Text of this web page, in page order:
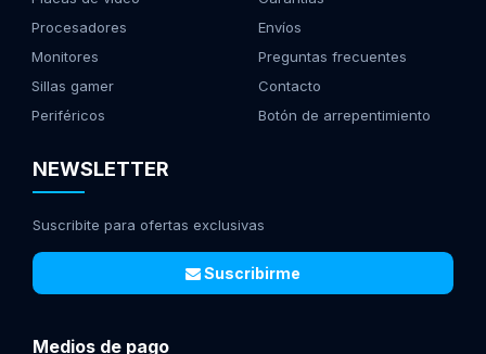
Procesadores
Monitores
Sillas gamer
Periféricos
Envíos
Preguntas frecuentes
Contacto
Botón de arrepentimiento
NEWSLETTER
Suscribite para ofertas exclusivas
Suscribirme
Medios de pago